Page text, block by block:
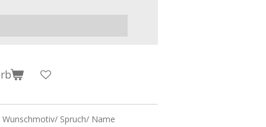
Spruch/ Name